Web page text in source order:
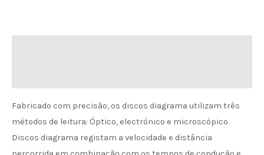
Fabricado com precisão, os discos diagrama utilizam três
métodos de leitura: Óptico, electrónico e microscópico.
Discos diagrama registam a velocidade e distância